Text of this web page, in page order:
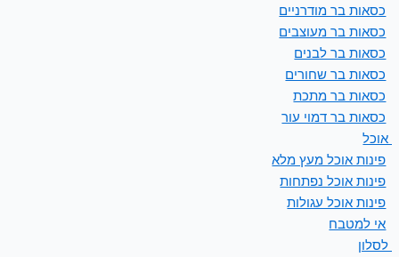
כסאות בר מודרניים
כסאות בר מעוצבים
כסאות בר לבנים
כסאות בר שחורים
כסאות בר מתכת
כסאות בר דמוי עור
אוכל
פינות אוכל מעץ מלא
פינות אוכל נפתחות
פינות אוכל עגולות
אי למטבח
לסלון